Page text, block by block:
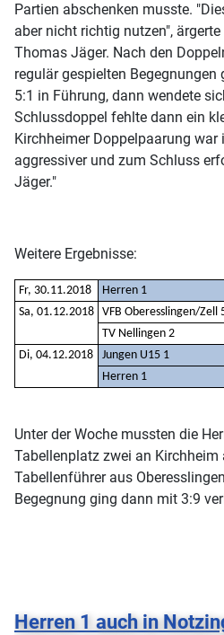
Partien abschenken musste.
aber nicht richtig nutzen",
Thomas Jäger. Nach den
regulär gespielten
5:1 in Führung, dann wendete
Schlussdoppel fehlte dann ein
Kirchheimer Doppelpaarung
aggressiver und zum Schluss
Jäger."
Weitere Ergebnisse:
Fr, 30.11.2018 Herren 1
Sa, 01.12.2018 VFB Oberesslingen/Zell
TV Nellingen 2
Di, 04.12.2018
Jungen U15 1
Herren 1
Unter der Woche mussten die
Tabellenplatz zwei an Kirchheim
Tabellenführer aus
Begegnung ging dann mit 3:9
Herren 1 auch in